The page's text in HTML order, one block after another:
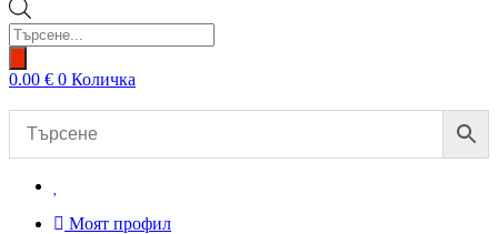
Products
search
0.00 € 0 Количка
Моят профил